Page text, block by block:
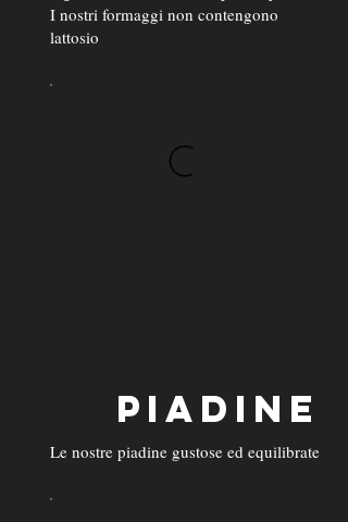
I nostri formaggi non contengono
lattosio
PIADINE
Le nostre piadine gustose ed equilibrate